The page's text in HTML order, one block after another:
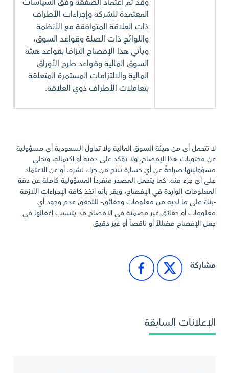
المعتمدة للشركة وإجراءات الأطراف
ذات العلاقة المتوافقة مع الأنظمة
واللوائح ذات الصلة وقواعد السوق،
ويأتي هذا الإفصاح التزامًا بقواعد هيئة
السوق المالية وقواعد طرح الأوراق
المالية والالتزامات المستمرة المتعلقة
بتعاملات الأطراف ذوي العلاقة.
لا تتحمل أي من هيئة السوق المالية ولا تداول السعودية أي مسؤولية
عن محتويات هذا الإفصاح، ولا تؤكد على دقته أو اكتماله، وتخلي
مسؤوليتها صراحةً عن أيّ خسارة تنتج من جراء نشره، أو عن الاعتماد
على أيّ جزء منه. كما يتحمل المصدر منفرداً المسؤولية كاملة عن دقة
المعلومات الواردة في الإفصاح، ويقر بأنه اتخذ كافة الإجراءات اللازمة
-بناءً على ما لديه من معلومات وحقائق- للتحقق عدم وجود أي
معلومات أو حقائق غير مضمنة في الإفصاح قد يتسبب إغفالها في
جعل الإفصاح مضللاً أو ناقصاً أو غير دقيق
مشاركة
الإعلانات السابقة